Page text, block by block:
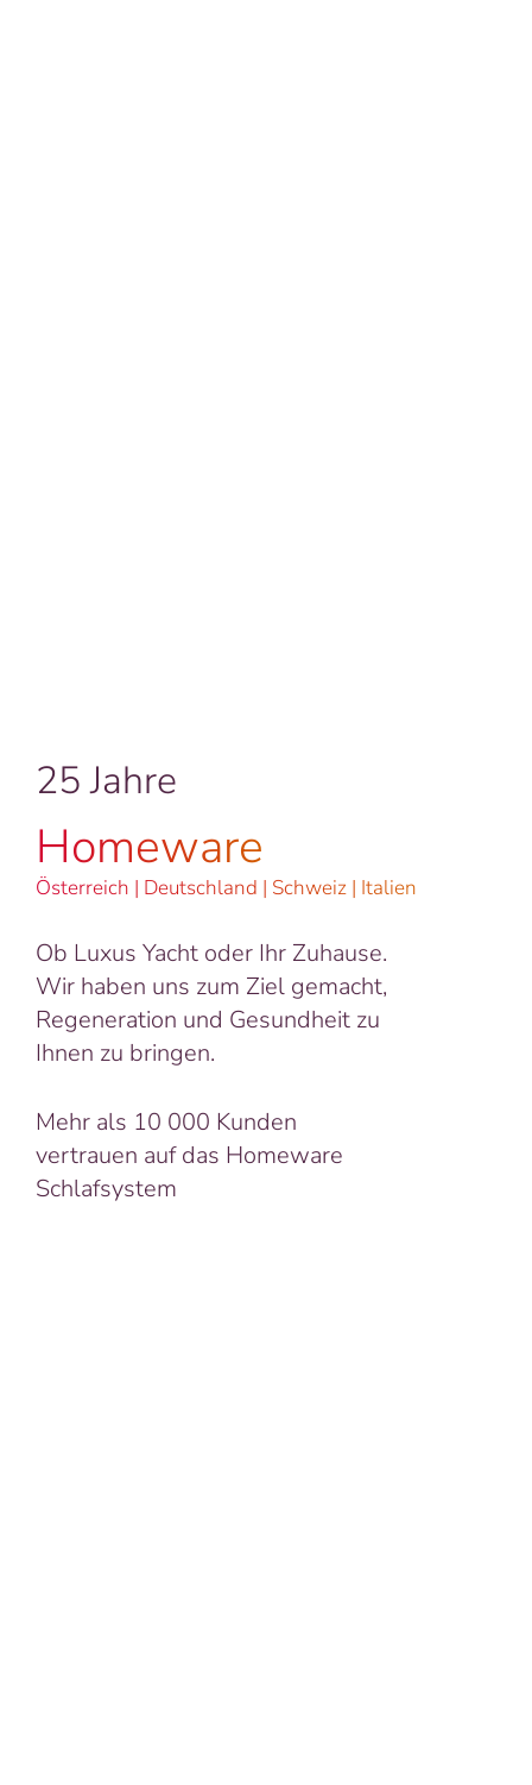
25 Jahre
Homeware
Österreich | Deutschland | Schweiz | Italien
Ob Luxus Yacht oder Ihr Zuhause.
Wir haben uns zum Ziel gemacht,
Regeneration und Gesundheit zu
Ihnen zu bringen.
Mehr als 10 000 Kunden
vertrauen auf das Homeware
Schlafsystem